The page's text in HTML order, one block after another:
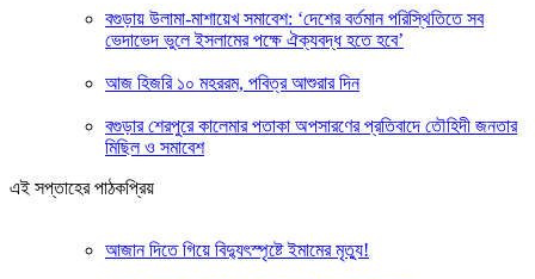
বগুড়ায় উলামা-মাশায়েখ সমাবেশ: ‘দেশের বর্তমান পরিস্থিতিতে সব
ভেদাভেদ ভুলে ইসলামের পক্ষে ঐক্যবদ্ধ হতে হবে’
আজ হিজরি ১০ মহররম, পবিত্র আশুরার দিন
বগুড়ার শেরপুরে কালেমার পতাকা অপসারণের প্রতিবাদে তৌহিদী জনতার
মিছিল ও সমাবেশ
এই সপ্তাহের পাঠকপ্রিয়
আজান দিতে গিয়ে বিদ্যুৎস্পৃষ্টে ইমামের মৃত্যু!